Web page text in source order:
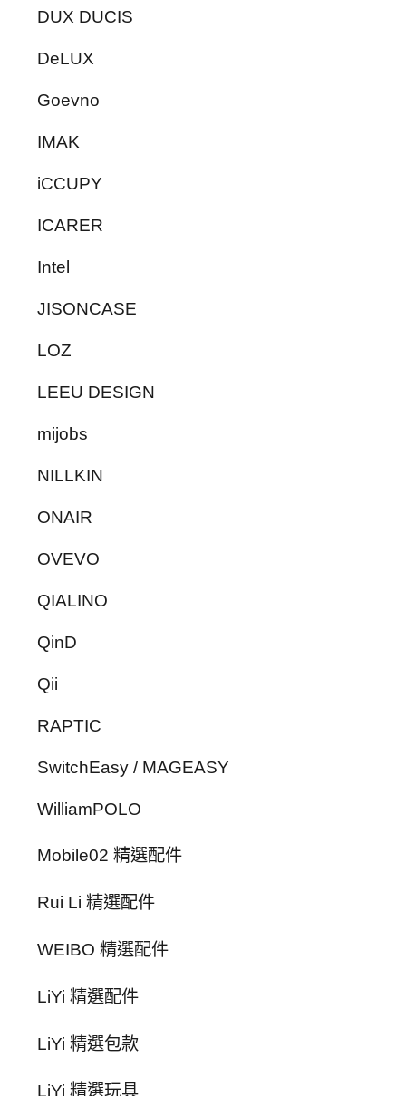
DUX DUCIS
DeLUX
Goevno
IMAK
iCCUPY
ICARER
Intel
JISONCASE
LOZ
LEEU DESIGN
mijobs
NILLKIN
ONAIR
OVEVO
QIALINO
QinD
Qii
RAPTIC
SwitchEasy / MAGEASY
WilliamPOLO
Mobile02 精選配件
Rui Li 精選配件
WEIBO 精選配件
LiYi 精選配件
LiYi 精選包款
LiYi 精選玩具